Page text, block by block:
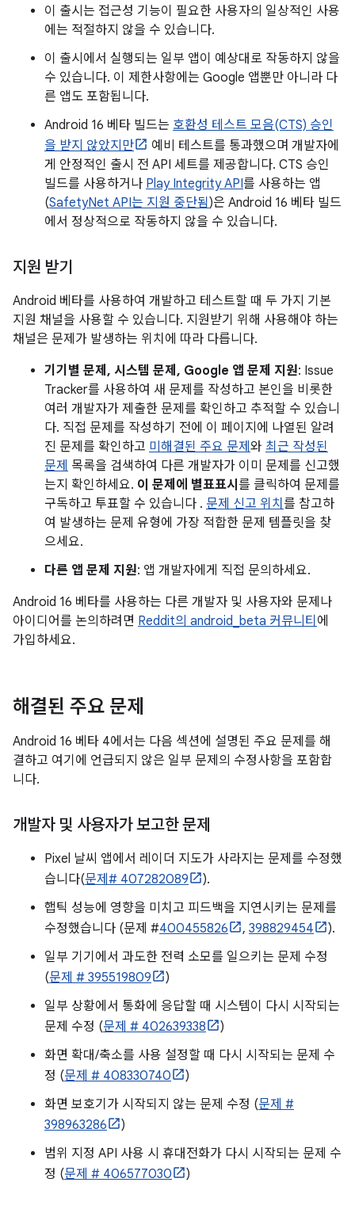
이 출시는 접근성 기능이 필요한 사용자의 일상적인 사용
에는 적절하지 않을 수 있습니다.
이 출시에서 실행되는 일부 앱이 예상대로 작동하지 않을
수 있습니다. 이 제한사항에는 Google 앱뿐만 아니라 다
른 앱도 포함됩니다.
Android 16 베타 빌드는 호환성 테스트 모음(CTS) 승인
을 받지 않았지만
예비 테스트를 통과했으며 개발자에
게 안정적인 출시 전 API 세트를 제공합니다. CTS 승인
빌드를 사용하거나 Play Integrity API를 사용하는 앱
(SafetyNet API는 지원 중단됨 )은 Android 16 베타 빌드
에서 정상적으로 작동하지 않을 수 있습니다.
지원 받기
Android 베타를 사용하여 개발하고 테스트할 때 두 가지 기본
지원 채널을 사용할 수 있습니다. 지원받기 위해 사용해야 하는
채널은 문제가 발생하는 위치에 따라 다릅니다.
기기별 문제, 시스템 문제, Google 앱 문제 지원: Issue
Tracker를 사용하여 새 문제를 작성하고 본인을 비롯한
여러 개발자가 제출한 문제를 확인하고 추적할 수 있습니
다. 직접 문제를 작성하기 전에 이 페이지에 나열된 알려
진 문제를 확인하고 미해결된 주요 문제 와 최근 작성된
문제 목록을 검색하여 다른 개발자가 이미 문제를 신고했
는지 확인하세요. 이 문제에 별표표시 를 클릭하여 문제를
구독하고 투표할 수 있습니다 . 문제 신고 위치 를 참고하
여 발생하는 문제 유형에 가장 적합한 문제 템플릿을 찾
으세요.
다른 앱 문제 지원: 앱 개발자에게 직접 문의하세요.
Android 16 베타를 사용하는 다른 개발자 및 사용자와 문제나
아이디어를 논의하려면 Reddit의 android_beta 커뮤니티 에
가입하세요.
해결된 주요 문제
Android 16 베타 4에서는 다음 섹션에 설명된 주요 문제를 해
결하고 여기에 언급되지 않은 일부 문제의 수정사항을 포함합
니다.
개발자 및 사용자가 보고한 문제
Pixel 날씨 앱에서 레이더 지도가 사라지는 문제를 수정했
습니다(문제# 407282089
).
햅틱 성능에 영향을 미치고 피드백을 지연시키는 문제를
수정했습니다 (문제 #400455826 , 398829454
).
일부 기기에서 과도한 전력 소모를 일으키는 문제 수정
(문제 # 395519809
)
일부 상황에서 통화에 응답할 때 시스템이 다시 시작되는
문제 수정 (문제 # 402639338
)
화면 확대/축소를 사용 설정할 때 다시 시작되는 문제 수
정 (문제 # 408330740
)
화면 보호기가 시작되지 않는 문제 수정 (문제 #
398963286
)
범위 지정 API 사용 시 휴대전화가 다시 시작되는 문제 수
정 (문제 # 406577030 )